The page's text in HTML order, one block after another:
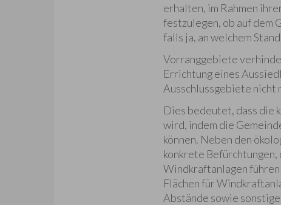
erhalten, im Rahmen
festzulegen, ob auf dem
falls ja, an welchem
Vorranggebiete
Errichtung eines
Ausschlussgebiete nicht
Dies bedeutet, dass die
wird, indem die
können. Neben den
konkrete Befürchtungen,
Windkraftanlagen
Flächen für
Abstände sowie